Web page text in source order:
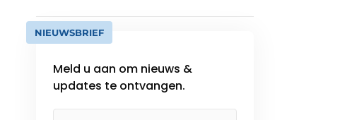
NIEUWSBRIEF
Meld u aan om nieuws &
updates te ontvangen.